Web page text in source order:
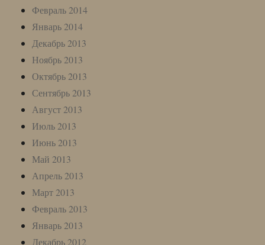
Февраль 2014
Январь 2014
Декабрь 2013
Ноябрь 2013
Октябрь 2013
Сентябрь 2013
Август 2013
Июль 2013
Июнь 2013
Май 2013
Апрель 2013
Март 2013
Февраль 2013
Январь 2013
Декабрь 2012